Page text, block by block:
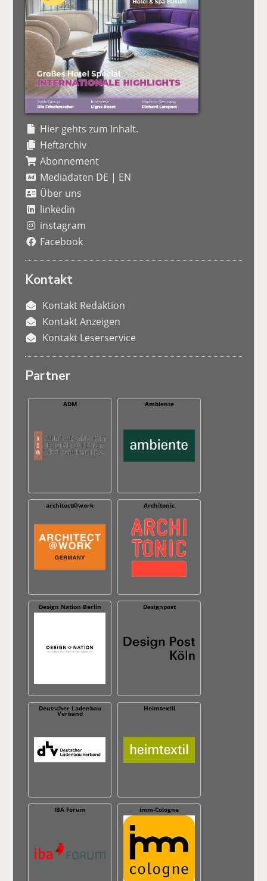
Hier gehts zum Inhalt.
Heftarchiv
Abonnement
Mediadaten DE | EN
Über uns
linkedin
instagram
Facebook
Kontakt
Kontakt Redaktion
Kontakt Anzeigen
Kontakt Leserservice
Partner
ADM Ambiente
architect@work Architonic
Design Nation Berlin Designpost
Deutscher Ladenbau
Verband
Heimtextil
IBA Forum imm-Cologne